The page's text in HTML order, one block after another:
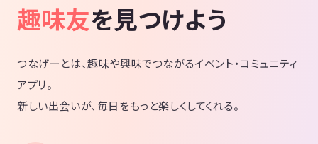
趣味友を見つけよう
つなげーとは、趣味や興味でつながるイベント・コミュニティ
アプリ。
新しい出会いが、毎日をもっと楽しくしてくれる。